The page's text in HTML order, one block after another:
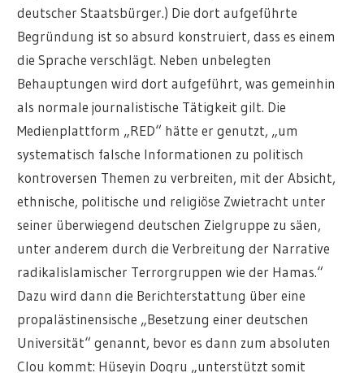
deutscher Staatsbürger.) Die dort aufgeführte
Begründung ist so absurd konstruiert, dass es einem
die Sprache verschlägt. Neben unbelegten
Behauptungen wird dort aufgeführt, was gemeinhin
als normale journalistische Tätigkeit gilt. Die
Medienplattform „RED“ hätte er genutzt, „um
systematisch falsche Informationen zu politisch
kontroversen Themen zu verbreiten, mit der Absicht,
ethnische, politische und religiöse Zwietracht unter
seiner überwiegend deutschen Zielgruppe zu säen,
unter anderem durch die Verbreitung der Narrative
radikalislamischer Terrorgruppen wie der Hamas.“
Dazu wird dann die Berichterstattung über eine
propalästinensische „Besetzung einer deutschen
Universität“ genannt, bevor es dann zum absoluten
Clou kommt: Hüseyin Dogru „unterstützt somit